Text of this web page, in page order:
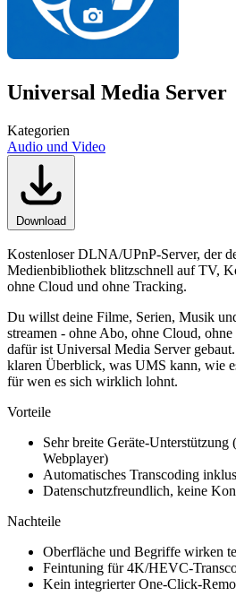
Universal Media Server
Kategorien
Audio und Video
Download
Kostenloser DLNA/UPnP-Server, der
Medienbibliothek blitzschnell auf TV,
ohne Cloud und ohne Tracking.
Du willst deine Filme, Serien, Musik
streamen - ohne Abo, ohne Cloud,
dafür ist Universal Media Server
klaren Überblick, was UMS kann, wie
für wen es sich wirklich lohnt.
Vorteile
Sehr breite Geräte-
Webplayer)
Automatisches Transcoding
Datenschutzfreundlich, keine
Nachteile
Oberfläche und Begriffe wirken
Feintuning für 4K/HEVC-
Kein integrierter One-Click-